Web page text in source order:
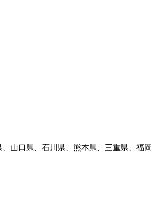
山口県、石川県、熊本県、三重県、福